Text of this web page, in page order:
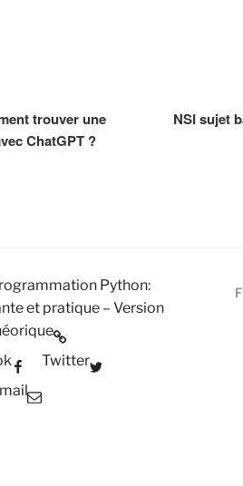
trouver une
ChatGPT ?
NSI sujet
Python:
et pratique – Version
Twitter